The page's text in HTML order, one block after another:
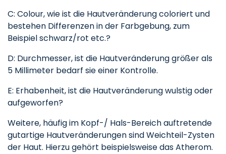
C: Colour, wie ist die Hautveränderung coloriert und
bestehen Differenzen in der Farbgebung, zum
Beispiel schwarz/rot etc.?
D: Durchmesser, ist die Hautveränderung größer als
5 Millimeter bedarf sie einer Kontrolle.
E: Erhabenheit, ist die Hautveränderung wulstig oder
aufgeworfen?
Weitere, häufig im Kopf-/ Hals-Bereich auftretende
gutartige Hautveränderungen sind Weichteil-Zysten
der Haut. Hierzu gehört beispielsweise das Atherom.